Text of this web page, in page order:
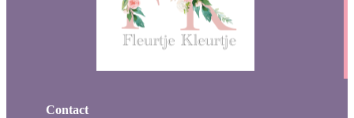
Contact